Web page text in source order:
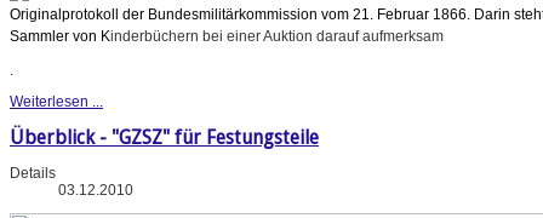
Originalprotokoll der Bundesmilitärkommission vom 21. Februar 1866. Darin
Sammler von Kinderbüchern bei einer Auktion darauf aufmerksam
.
Weiterlesen ...
Überblick - "GZSZ" für Festungsteile
Details
03.12.2010